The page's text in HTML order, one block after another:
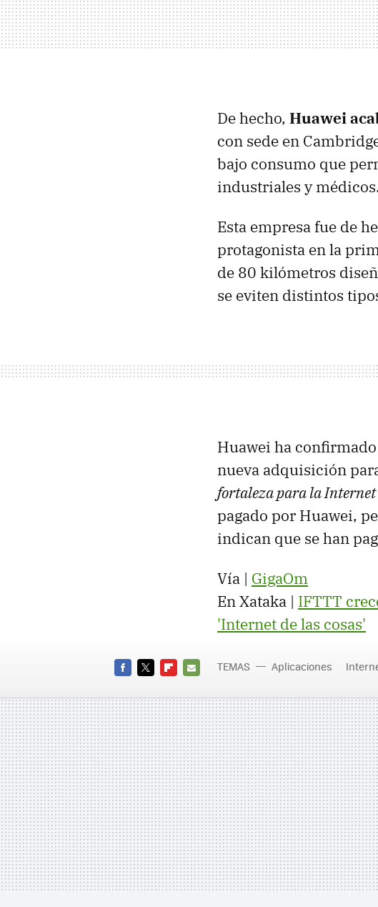
De hecho, Huawei
con sede en
bajo consumo que
industriales y médicos.
Esta empresa fue de
protagonista en la
de 80 kilómetros
se eviten distintos
Huawei ha
nueva adquisición
fortaleza para la Internet
pagado por Huawei,
indican que se han
Vía | GigaOm
En Xataka | IFTTT
'Internet de las cosas'
MAIL
TEMAS Aplicaciones